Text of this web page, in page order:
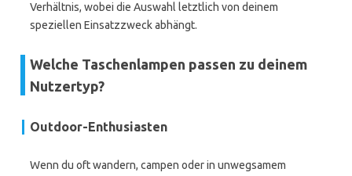
Verhältnis, wobei die Auswahl letztlich von deinem
speziellen Einsatzzweck abhängt.
Welche Taschenlampen passen zu deinem
Nutzertyp?
Outdoor-Enthusiasten
Wenn du oft wandern, campen oder in unwegsamem